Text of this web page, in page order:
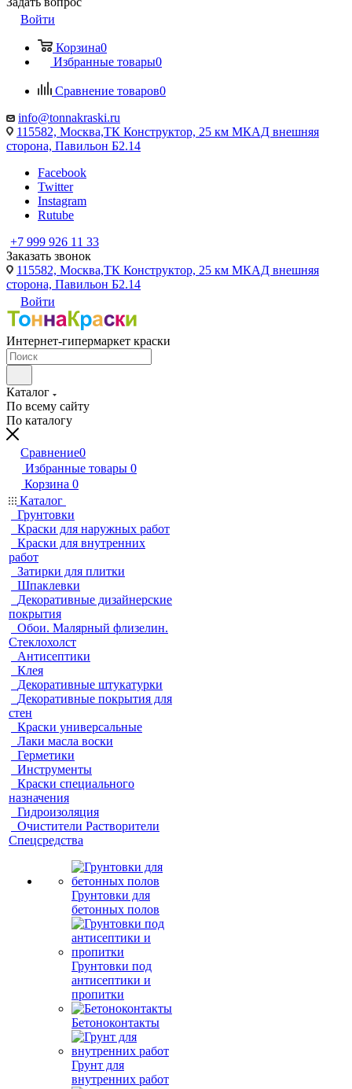
Войти
Корзина0
Избранные товары0
Сравнение товаров0
info@tonnakraski.ru
115582, Москва,ТК Конструктор, 25 км МКАД внешняя
сторона, Павильон Б2.14
Facebook
Twitter
Instagram
Rutube
+7 999 926 11 33
Заказать звонок
115582, Москва,ТК Конструктор, 25 км МКАД внешняя
сторона, Павильон Б2.14
Войти
Интернет-гипермаркет краски
Каталог
По всему сайту
По каталогу
Сравнение0
Избранные товары 0
Корзина 0
Каталог
Грунтовки
Краски для наружных работ
Краски для внутренних
работ
Затирки для плитки
Шпаклевки
Декоративные дизайнерские
покрытия
Обои. Малярный флизелин.
Стеклохолст
Антисептики
Клея
Декоративные штукатурки
Декоративные покрытия для
стен
Краски универсальные
Лаки масла воски
Герметики
Инструменты
Краски специального
назначения
Гидроизоляция
Очистители Растворители
Спецсредства
Грунтовки для
бетонных полов
Грунтовки под
антисептики и
пропитки
Бетоноконтакты
Грунт для
внутренних работ